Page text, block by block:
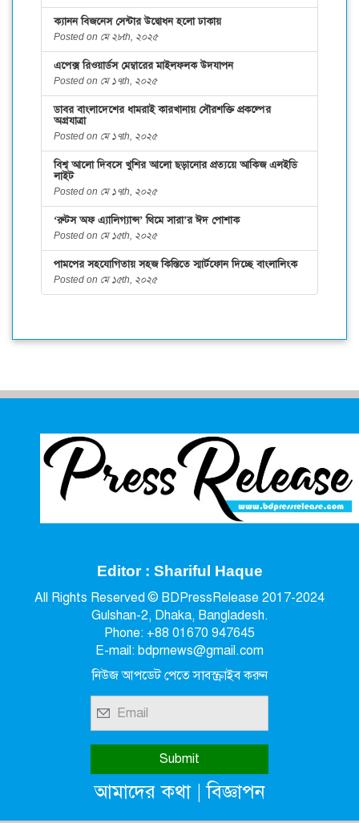
ক্যানন বিজনেস সেন্টার উদ্বোধন হলো ঢাকায়
Posted on মে ২৮th, ২০২৫
এপেক্স রিওয়ার্ডস মেম্বারের মাইলফলক উদযাপন
Posted on মে ১৭th, ২০২৫
ডাবর বাংলাদেশের ধামরাই কারখানায় সৌরশক্তি প্রকল্পের
অগ্রযাত্রা
Posted on মে ১৭th, ২০২৫
বিশ্ব আলো দিবসে খুশির আলো ছড়ানোর প্রত্যয়ে আকিজ এলইডি
লাইট
Posted on মে ১৭th, ২০২৫
‘রুটস অফ এ্যালিগ্যান্স’ থিমে সারা’র ঈদ পোশাক
Posted on মে ১৫th, ২০২৫
পামপের সহযোগিতায় সহজ কিস্তিতে স্মার্টফোন দিচ্ছে বাংলালিংক
Posted on মে ১৫th, ২০২৫
Editor : Shariful Haque
All Rights Reserved © BDPressRelease 2017-2024
Gulshan-2, Dhaka, Bangladesh.
Phone: +88 01670 947645
E-mail: bdprnews@gmail.com
নিউজ আপডেট পেতে সাবস্ক্রাইব করুন
আমাদের কথা|বিজ্ঞাপন